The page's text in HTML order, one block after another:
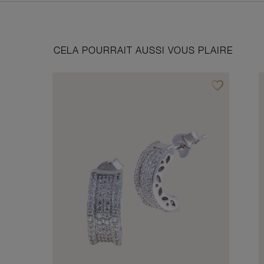
CELA POURRAIT AUSSI VOUS PLAIRE
favorite_borderAjouter à vos